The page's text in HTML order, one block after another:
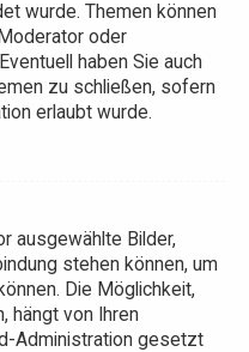
wurde. Themen können
oder
haben Sie auch
zu schließen, sofern
erlaubt wurde.
ausgewählte Bilder,
stehen können, um
Die Möglichkeit,
hängt von Ihren
Administration gesetzt